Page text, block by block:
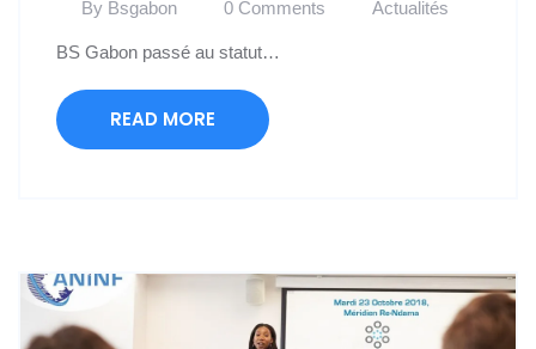
By Bsgabon 0 Comments Actualités
BS Gabon passé au statut…
READ MORE